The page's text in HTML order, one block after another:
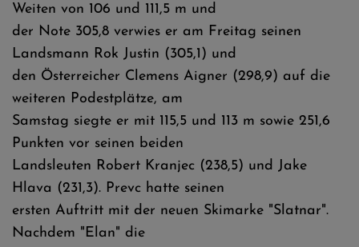
Weiten von 106 und 111,5 m und
der Note 305,8 verwies er am Freitag seinen
Landsmann Rok Justin (305,1) und
den Österreicher Clemens Aigner (298,9) auf die
weiteren Podestplätze, am
Samstag siegte er mit 115,5 und 113 m sowie 251,6
Punkten vor seinen beiden
Landsleuten Robert Kranjec (238,5) und Jake
Hlava (231,3). Prevc hatte seinen
ersten Auftritt mit der neuen Skimarke "Slatnar".
Nachdem "Elan" die